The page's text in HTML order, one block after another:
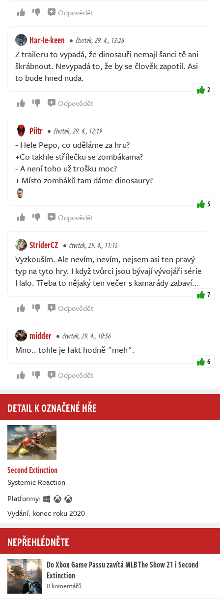
Odpovědět
Har-le-keen čtvrtek, 29. 4., 13:26
Z traileru to vypadá, že dinosauři nemají šanci tě ani
škrábnout. Nevypadá to, že by se člověk zapotil. Asi
to bude hned nuda.
2
Odpovědět
Piitr čtvrtek, 29. 4., 12:19
- Hele Pepo, co uděláme za hru?
+Co takhle střílečku se zombákama?
- A není toho už trošku moc?
+ Místo zombáků tam dáme dinosaury?
5
Odpovědět
StriderCZ čtvrtek, 29. 4., 11:15
Vyzkouším. Ale nevím, nevím, nejsem asi ten pravý
typ na tyto hry. I když tvůrci jsou bývají vývojáři série
Halo. Třeba to nějaký ten večer s kamarády zabaví...
7
Odpovědět
midder čtvrtek, 29. 4., 10:56
Mno.. tohle je fakt hodně "meh".
6
Odpovědět
DETAIL K OZNAČENÉ HŘE
Second Extinction
Systemic Reaction
Platformy:
Vydání: konec roku 2020
NEPŘEHLÉDNĚTE
Do Xbox Game Passu zavítá MLB The Show 21 i Second
Extinction
0 komentářů